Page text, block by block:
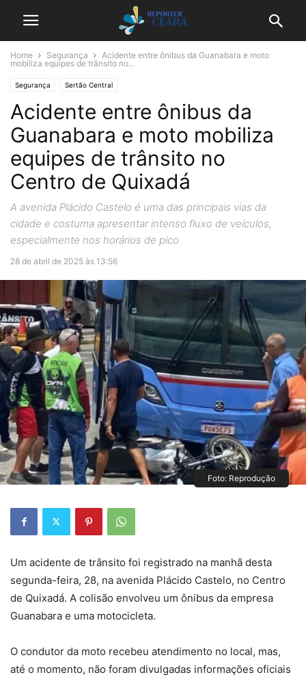
Home Segurança
Acidente entre ônibus da Guanabara e moto
mobiliza equipes de trânsito no...
Segurança Sertão Central
Acidente entre ônibus da
Guanabara e moto mobiliza
equipes de trânsito no
Centro de Quixadá
A avenida Plácido Castelo é uma das principais vias da
cidade e costuma apresentar intenso fluxo de veículos,
especialmente nos horários de pico
28 de abril de 2025 às 13:56
Foto: Reprodução
Um acidente de trânsito foi registrado na manhã desta
segunda-feira, 28, na avenida Plácido Castelo, no Centro
de Quixadá. A colisão envolveu um ônibus da empresa
Guanabara e uma motocicleta.
O condutor da moto recebeu atendimento no local, mas,
até o momento, não foram divulgadas informações oficiais